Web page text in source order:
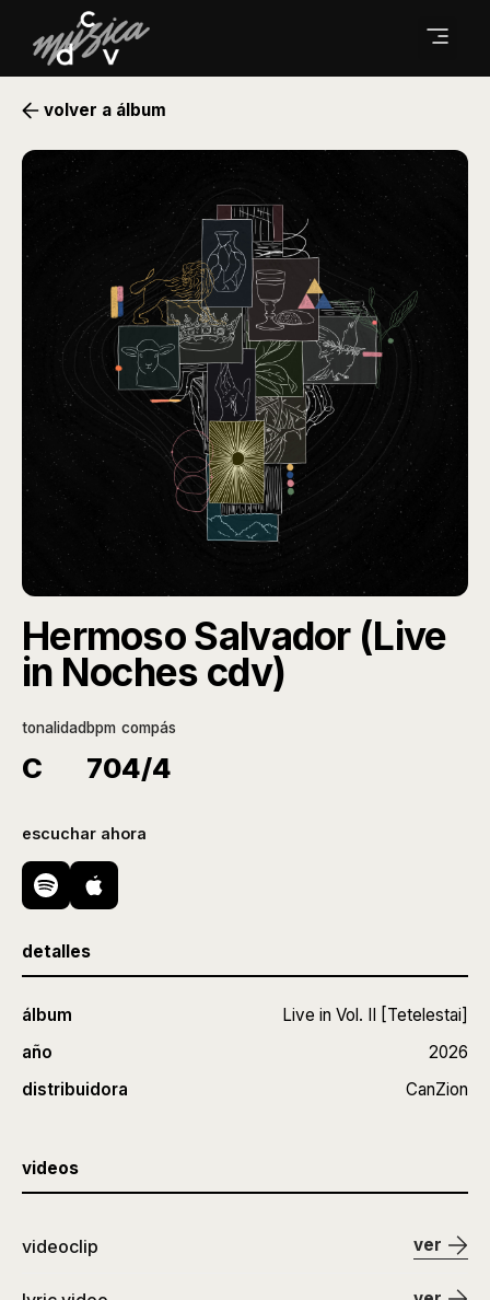
volver a álbum
detalles
álbum
Live in Vol. II [Tetelestai]
año
2026
distribuidora
CanZion
videos
videoclip ver
Hermoso Salvador (Live
in Noches cdv)
tonalidad
C
bpm
70
compás
4/4
escuchar ahora